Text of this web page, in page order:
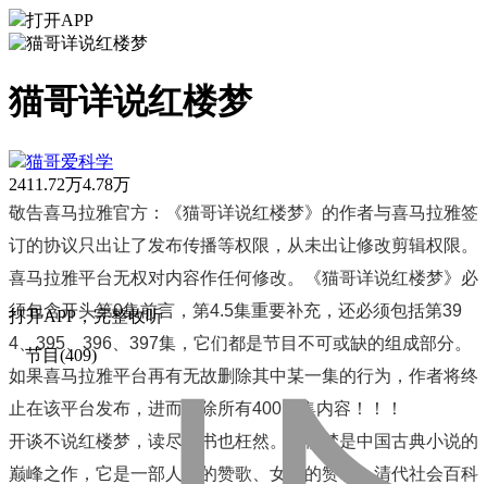
打开APP
猫哥详说红楼梦
猫哥爱科学
2411.72万4.78万
敬告喜马拉雅官方：《猫哥详说红楼梦》的作者与喜马拉雅签
订的协议只出让了发布传播等权限，从未出让修改剪辑权限。
喜马拉雅平台无权对内容作任何修改。《猫哥详说红楼梦》必
须包含开头第0集前言，第4.5集重要补充，还必须包括第39
4、395、396、397集，它们都是节目不可或缺的组成部分。
如果喜马拉雅平台再有无故删除其中某一集的行为，作者将终
止在该平台发布，进而删除所有400多集内容！！！
开谈不说红楼梦，读尽诗书也枉然。红楼梦是中国古典小说的
巅峰之作，它是一部人性的赞歌、女性的赞歌、清代社会百科
打开APP，完整收听
节目(409)